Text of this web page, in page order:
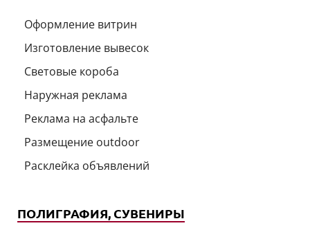
Оформление витрин
Изготовление вывесок
Световые короба
Наружная реклама
Реклама на асфальте
Размещение outdoor
Расклейка объявлений
ПОЛИГРАФИЯ, СУВЕНИРЫ